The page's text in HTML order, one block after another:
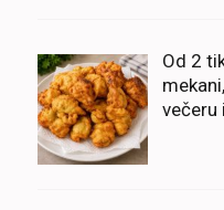
Od 2
večeru